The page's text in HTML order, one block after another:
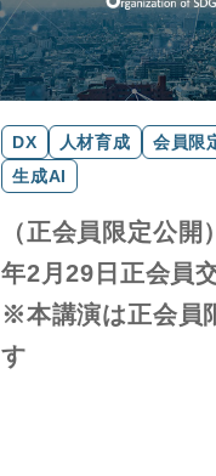
DX 人材育成 会員限
生成AI
（正会員限定公
年2月29日正会員
※本講演は正会員
す